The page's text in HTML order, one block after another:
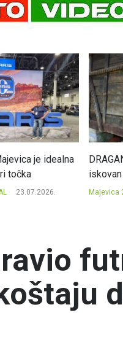
je idealna
točka
23.07.2026. Majevica